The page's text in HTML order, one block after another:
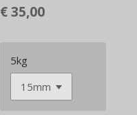
€ 35,00
5kg